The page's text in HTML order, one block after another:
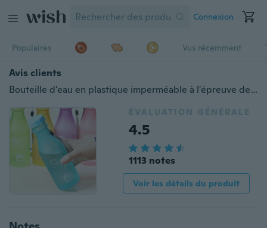
Connexion
Populaires Vus récemment
Avis clients
Bouteille d'eau en plastique imperméable à l'épreuve des fuites Bouteille d'eau portative de couleur bonbon de 500 ml Bouteille d'eau extérieure de voyage pour boisson de sport
ÉVALUATION GÉNÉRALE
4.5
1113 notes
Voir les détails du produit